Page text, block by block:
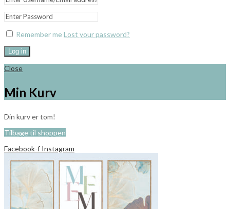
Remember meLost your password?
Log in
Close
Min Kurv
Din kurv er tom!
Tilbage til shoppen
Facebook-f Instagram